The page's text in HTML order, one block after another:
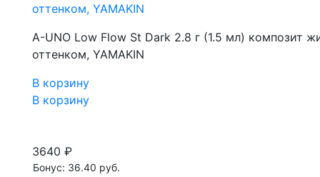
оттенком, YAMAKIN
A-UNO Low Flow St Dark 2.8 г (1.5 мл) композит
оттенком, YAMAKIN
В корзину
В корзину
3640 ₽
Бонус: 36.40 руб.